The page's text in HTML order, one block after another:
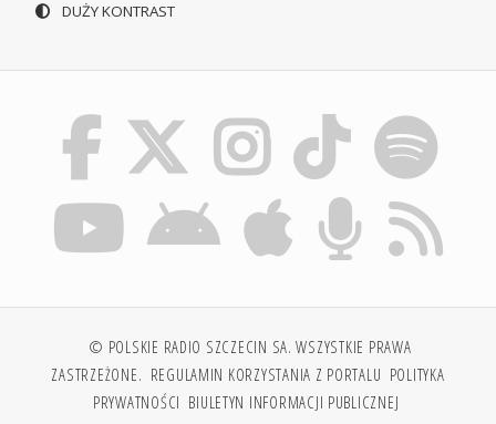
DUŻY KONTRAST
© POLSKIE RADIO SZCZECIN SA. WSZYSTKIE PRAWA
ZASTRZEŻONE. REGULAMIN KORZYSTANIA Z PORTALU POLITYKA
PRYWATNOŚCI BIULETYN INFORMACJI PUBLICZNEJ